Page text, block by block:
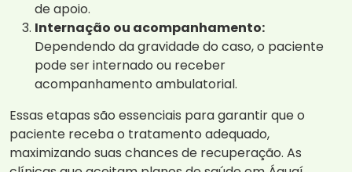
de apoio.
Internação ou acompanhamento:
Dependendo da gravidade do caso, o paciente
pode ser internado ou receber
acompanhamento ambulatorial.
Essas etapas são essenciais para garantir que o
paciente receba o tratamento adequado,
maximizando suas chances de recuperação. As